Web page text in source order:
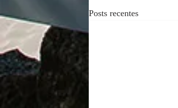
Posts recentes